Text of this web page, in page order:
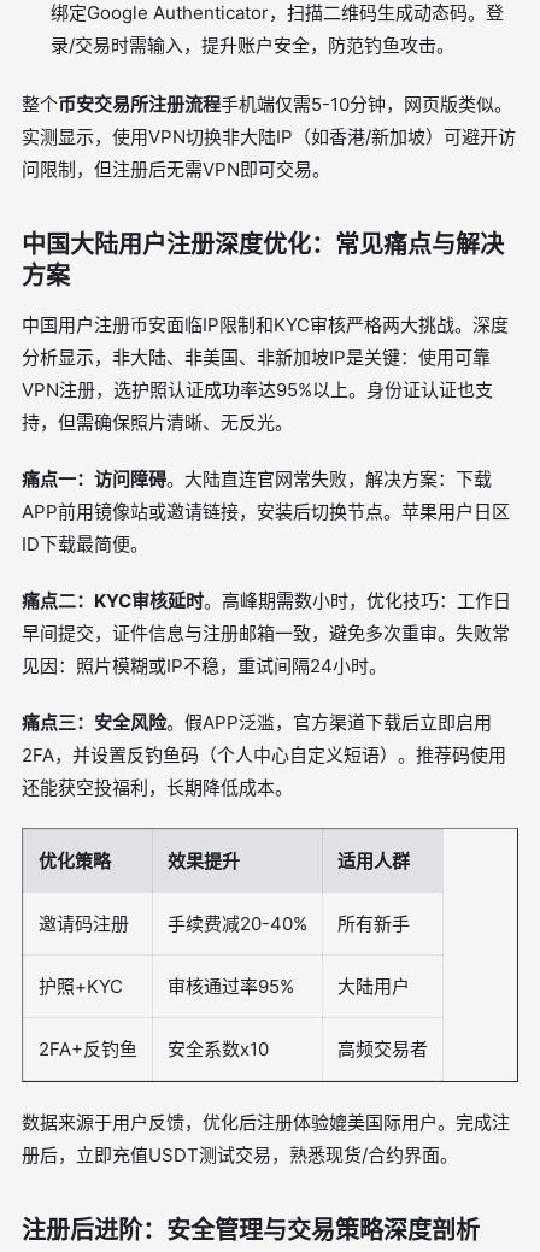
绑定Google Authenticator，扫描二维码生成动态码。登
录/交易时需输入，提升账户安全，防范钓鱼攻击。
整个币安交易所注册流程手机端仅需5-10分钟，网页版类似。
实测显示，使用VPN切换非大陆IP（如香港/新加坡）可避开访
问限制，但注册后无需VPN即可交易。
中国大陆用户注册深度优化：常见痛点与解决
方案
中国用户注册币安面临IP限制和KYC审核严格两大挑战。深度
分析显示，非大陆、非美国、非新加坡IP是关键：使用可靠
VPN注册，选护照认证成功率达95%以上。身份证认证也支
持，但需确保照片清晰、无反光。
痛点一：访问障碍。大陆直连官网常失败，解决方案：下载
APP前用镜像站或邀请链接，安装后切换节点。苹果用户日区
ID下载最简便。
痛点二：KYC审核延时。高峰期需数小时，优化技巧：工作日
早间提交，证件信息与注册邮箱一致，避免多次重审。失败常
见因：照片模糊或IP不稳，重试间隔24小时。
痛点三：安全风险。假APP泛滥，官方渠道下载后立即启用
2FA，并设置反钓鱼码（个人中心自定义短语）。推荐码使用
还能获空投福利，长期降低成本。
优化策略 效果提升 适用人群
邀请码注册 手续费减20-40% 所有新手
护照+KYC 审核通过率95% 大陆用户
2FA+反钓鱼 安全系数x10 高频交易者
数据来源于用户反馈，优化后注册体验媲美国际用户。完成注
册后，立即充值USDT测试交易，熟悉现货/合约界面。
注册后进阶：安全管理与交易策略深度剖析